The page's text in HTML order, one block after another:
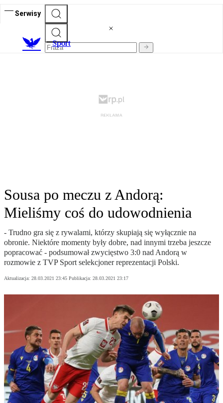
Serwisy
Sport
Sousa po meczu z Andorą:
Mieliśmy coś do udowodnienia
- Trudno gra się z rywalami, którzy skupiają się wyłącznie na
obronie. Niektóre momenty były dobre, nad innymi trzeba jeszcze
popracować - podsumował zwycięstwo 3:0 nad Andorą w
rozmowie z TVP Sport selekcjoner reprezentacji Polski.
Aktualizacja: 28.03.2021 23:45 Publikacja: 28.03.2021 23:17